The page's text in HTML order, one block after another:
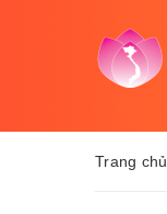
Trang chủ